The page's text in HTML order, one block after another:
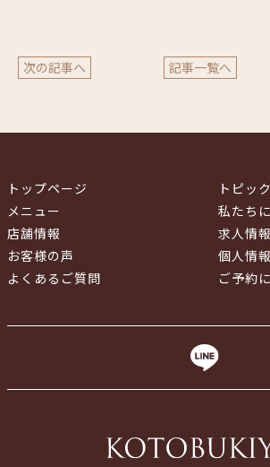
次の記事へ 記事一覧へ
トップページ
メニュー
店舗情報
お客様の声
よくあるご質問
トピッ
私たち
求人情報
個人情
ご予約